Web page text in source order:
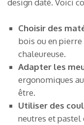
design daté. Voici
Choisir des
bois ou en
chaleureuse.
Adapter les
ergonomiques
être.
Utiliser des
neutres et pastel